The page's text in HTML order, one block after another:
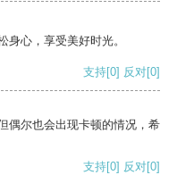
身心，享受美好时光。
支持[0] 反对[0]
偶尔也会出现卡顿的情况，希
支持[0] 反对[0]